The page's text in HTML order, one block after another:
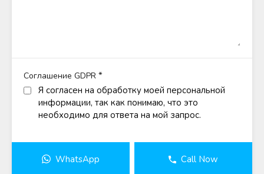
Соглашение GDPR *
Я согласен на обработку моей персональной
информации, так как понимаю, что это
необходимо для ответа на мой запрос.
WhatsApp Call Now